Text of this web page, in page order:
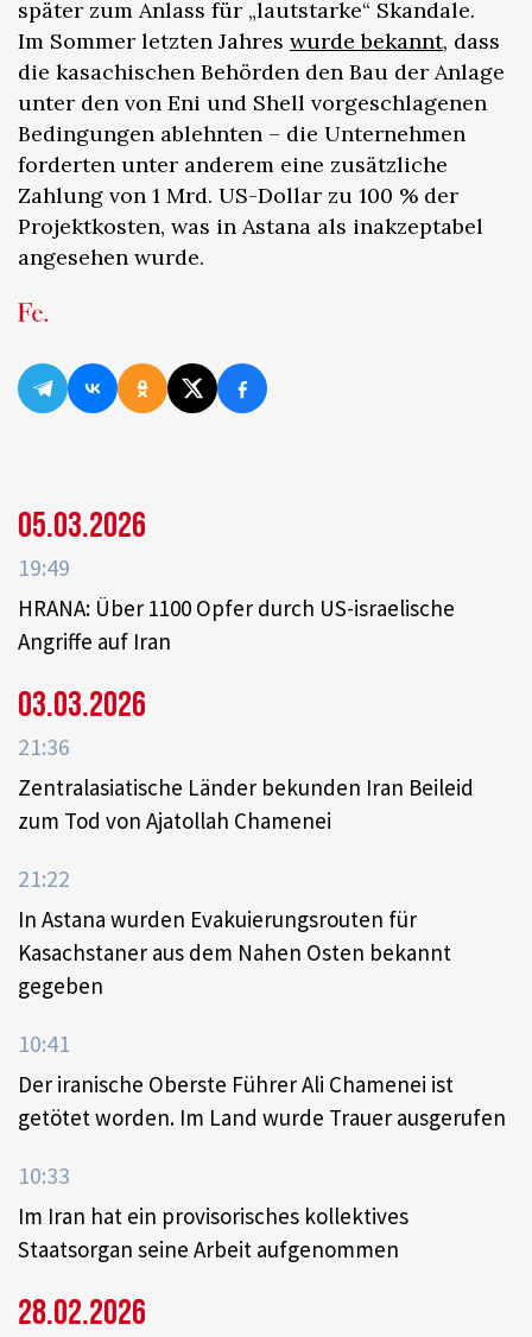
später zum Anlass für „lautstarke“ Skandale.
Im Sommer letzten Jahres wurde bekannt, dass
die kasachischen Behörden den Bau der Anlage
unter den von Eni und Shell vorgeschlagenen
Bedingungen ablehnten – die Unternehmen
forderten unter anderem eine zusätzliche
Zahlung von 1 Mrd. US-Dollar zu 100 % der
Projektkosten, was in Astana als inakzeptabel
angesehen wurde.
05.03.2026
19:49
HRANA: Über 1100 Opfer durch US-israelische
Angriffe auf Iran
03.03.2026
21:36
Zentralasiatische Länder bekunden Iran Beileid
zum Tod von Ajatollah Chamenei
21:22
In Astana wurden Evakuierungsrouten für
Kasachstaner aus dem Nahen Osten bekannt
gegeben
10:41
Der iranische Oberste Führer Ali Chamenei ist
getötet worden. Im Land wurde Trauer ausgerufen
10:33
Im Iran hat ein provisorisches kollektives
Staatsorgan seine Arbeit aufgenommen
28.02.2026